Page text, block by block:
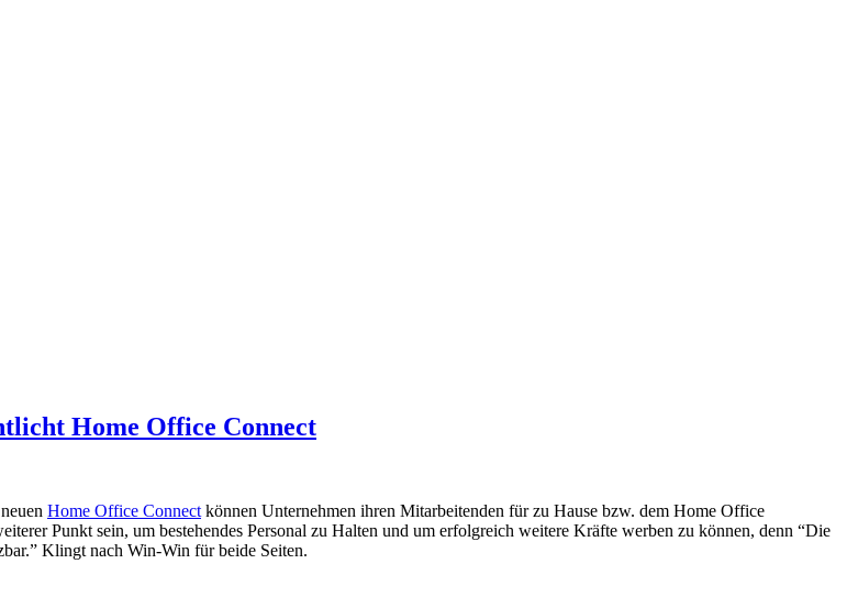
Home Office Connect
Home Office Connect können Unternehmen ihren Mitarbeitenden für zu Hause bzw. dem Home Office
Punkt sein, um bestehendes Personal zu Halten und um erfolgreich weitere Kräfte werben zu können, denn “Die
Klingt nach Win-Win für beide Seiten.